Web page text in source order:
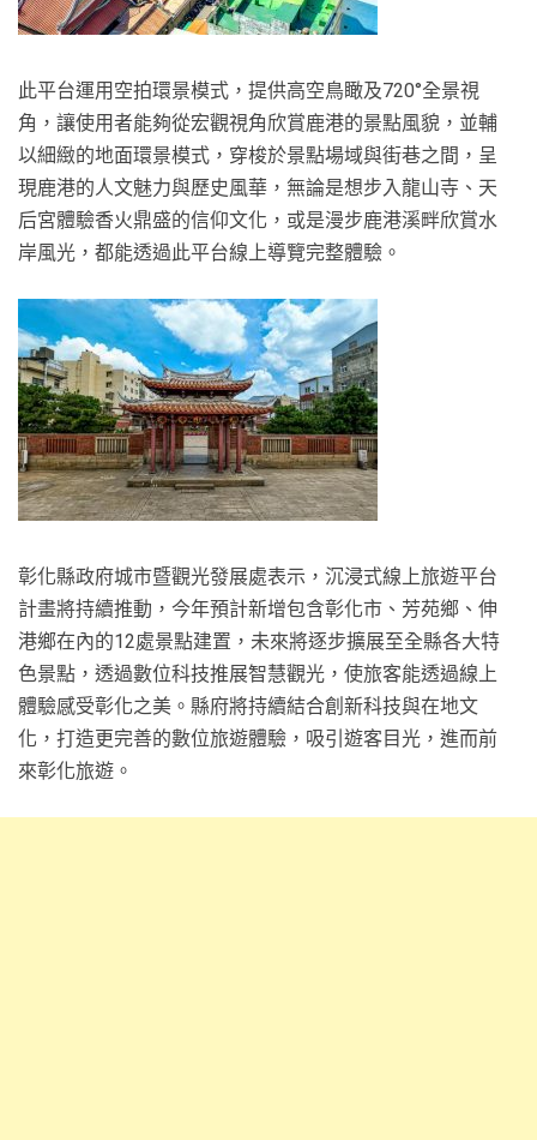
此平台運用空拍環景模式，提供高空鳥瞰及720°全景視
角，讓使用者能夠從宏觀視角欣賞鹿港的景點風貌，並輔
以細緻的地面環景模式，穿梭於景點場域與街巷之間，呈
現鹿港的人文魅力與歷史風華，無論是想步入龍山寺、天
后宮體驗香火鼎盛的信仰文化，或是漫步鹿港溪畔欣賞水
岸風光，都能透過此平台線上導覽完整體驗。
彰化縣政府城市暨觀光發展處表示，沉浸式線上旅遊平台
計畫將持續推動，今年預計新增包含彰化市、芳苑鄉、伸
港鄉在內的12處景點建置，未來將逐步擴展至全縣各大特
色景點，透過數位科技推展智慧觀光，使旅客能透過線上
體驗感受彰化之美。縣府將持續結合創新科技與在地文
化，打造更完善的數位旅遊體驗，吸引遊客目光，進而前
來彰化旅遊。